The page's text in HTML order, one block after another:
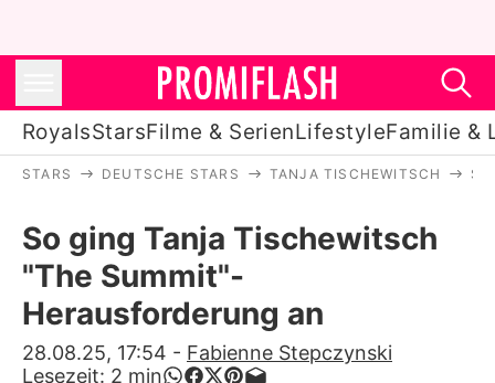
RoyalsStarsFilme & SerienLifestyleFamilie &
Stars
Filme & Serien
Lifestyle
STARS DEUTSCHE STARS TANJA TISCHEWITSCH
So ging Tanja Tischewitsch
"The Summit"-
Herausforderung an
28.08.25, 17:54 - Fabienne Stepczynski
Lesezeit: 2 min